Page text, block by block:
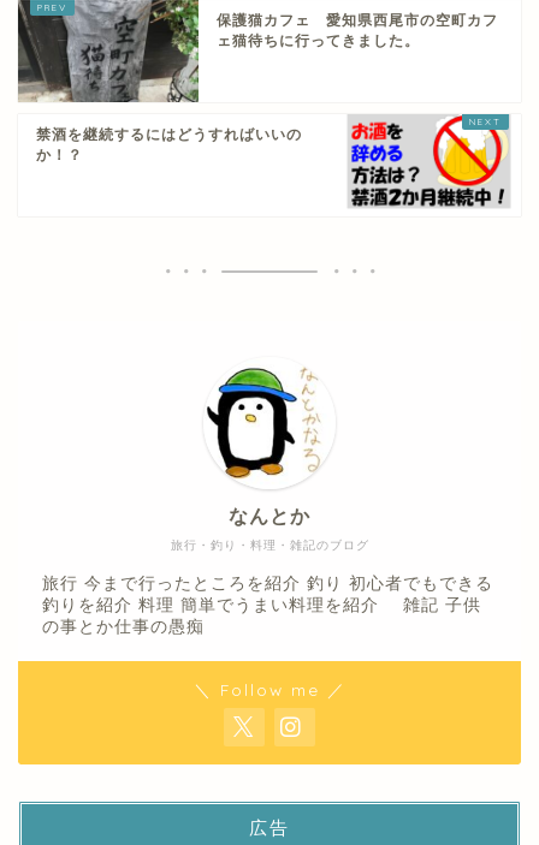
保護猫カフェ 愛知県西尾市の空町カフ
ェ猫待ちに行ってきました。
禁酒を継続するにはどうすればいいの
か！？
旅行・釣り・料理・雑記のブログ
なんとか
旅行 今まで行ったところを紹介 釣り 初心者でもできる
釣りを紹介 料理 簡単でうまい料理を紹介 雑記 子供
の事とか仕事の愚痴
＼ Follow me ／
広告